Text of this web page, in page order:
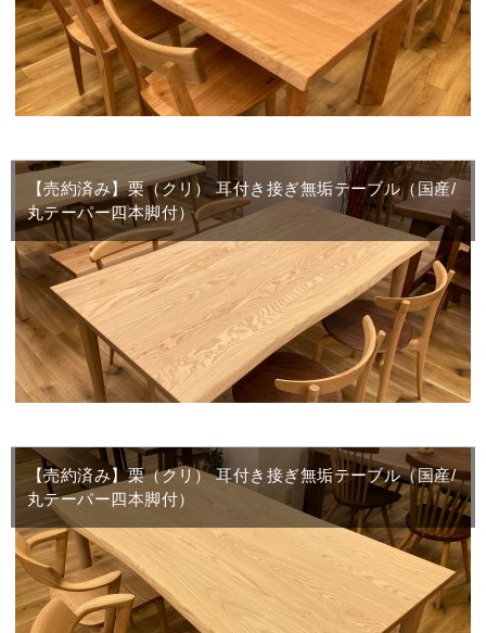
【売約済み】栗（クリ） 耳付き接ぎ無垢テーブル（国産/
丸テーパー四本脚付）
【売約済み】栗（クリ） 耳付き接ぎ無垢テーブル（国産/
丸テーパー四本脚付）